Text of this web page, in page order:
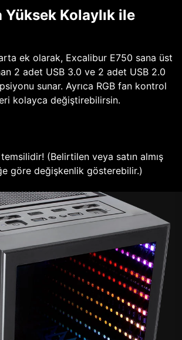
Yüksek Kolaylık ile
ek olarak, Excalibur E750 sana üst
2 adet USB 3.0 ve 2 adet USB 2.0
sunar. Ayrıca RGB fan kontrol
kolayca değiştirebilirsin.
(Belirtilen veya satın almış
göre değişkenlik gösterebilir.)